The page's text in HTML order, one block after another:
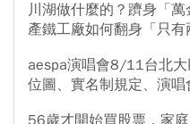
川湖做什麼的？躋身「
產鐵工廠如何翻身「只
aespa演唱會8/11台北
位圖、實名制規定、演